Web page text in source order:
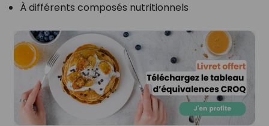
À différents composés nutritionnels